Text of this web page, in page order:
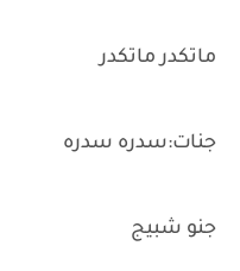
ماتكدر ماتكدر
جنات:سدره سدره
جنو شبيج